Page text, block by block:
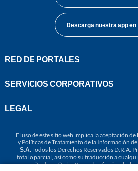
Descarga nuestra app en
RED DE PORTALES
SERVICIOS CORPORATIVOS
LEGAL
El uso de este sitio web implica la aceptación de
y Políticas de Tratamiento de la Información de
S.A.Todos los Derechos Reservados D.R.A.
total o parcial, así como su traducción a
escrita de su titular. Reproduction in whole